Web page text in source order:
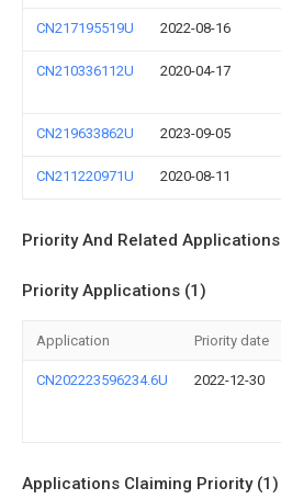
CN217195519U 2022-08-16
CN210336112U 2020-04-17
CN219633862U 2023-09-05
CN211220971U 2020-08-11
Priority And Related Applications
Priority Applications (1)
Application Priority date
CN202223596234.6U 2022-12-30
Applications Claiming Priority (1)